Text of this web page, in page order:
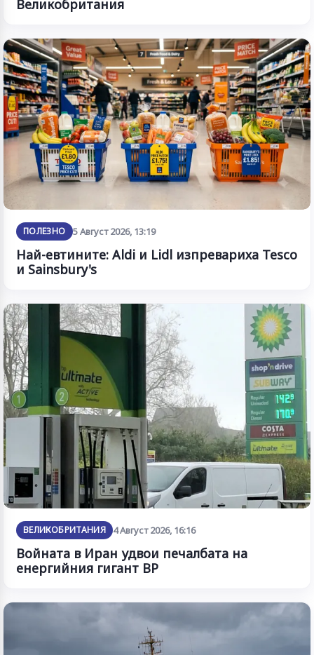
Великобритания
ПОЛЕЗНО 5 Август 2026, 13:19
Най-евтините: Aldi и Lidl изпревариха Tesco
и Sainsbury's
ВЕЛИКОБРИТАНИЯ 4 Август 2026, 16:16
Войната в Иран удвои печалбата на
енергийния гигант BP